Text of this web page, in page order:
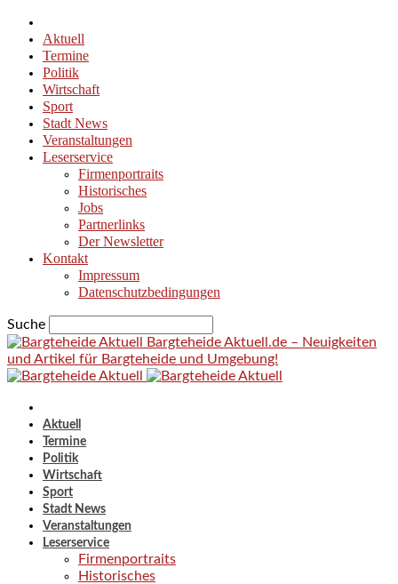
Aktuell
Termine
Politik
Wirtschaft
Sport
Stadt News
Veranstaltungen
Leserservice
Firmenportraits
Historisches
Jobs
Partnerlinks
Der Newsletter
Kontakt
Impressum
Datenschutzbedingungen
Suche
Bargteheide Aktuell.de – Neuigkeiten
und Artikel für Bargteheide und Umgebung!
Aktuell
Termine
Politik
Wirtschaft
Sport
Stadt News
Veranstaltungen
Leserservice
Firmenportraits
Historisches